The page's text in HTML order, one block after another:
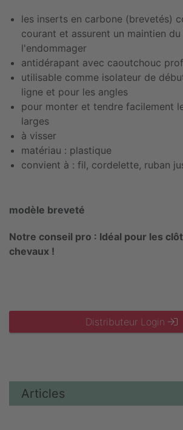
les inserts en carbone (brevetés)
courant et assurent un maintien du
l'endommager
antidérapant avec caoutchouc
utilisable comme isolateur de
ligne et pour les angles
pour monter et tendre facilement
larges
à visser
matériau : plastique
convient à : fil, cordelette, ruban
modèle breveté
Notre conseil pro : Idéal pour les
chevaux !
Distributeur Login
Articles